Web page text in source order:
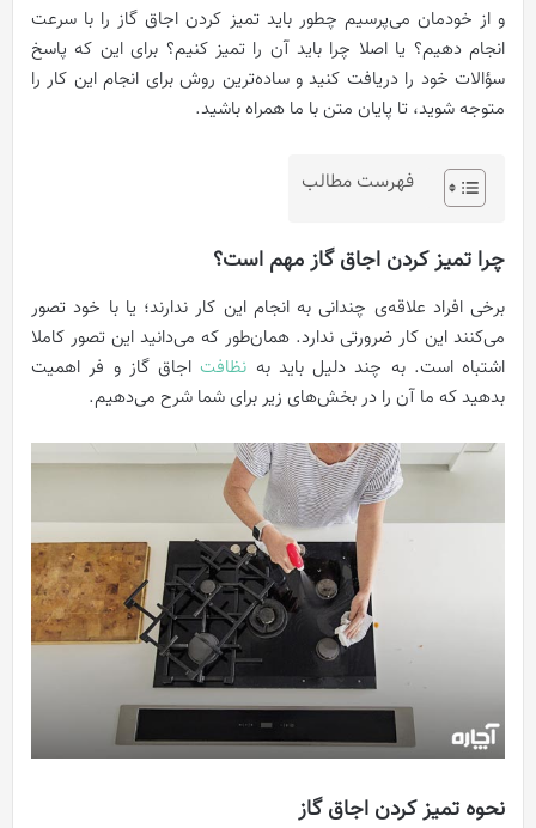
و از خودمان می‌پرسیم چطور باید تميز کردن اجاق‌ گاز را با سرعت
انجام دهیم؟‌ یا اصلا چرا باید آن را تمیز کنیم؟ برای این که پاسخ
سؤالات خود را دريافت کنید و ساده‌ترین روش برای انجام این کار را
متوجه شوید، تا پایان متن با ما همراه باشید.
فهرست مطالب
چرا تميز کردن اجاق‌ گاز مهم است؟
برخی افراد علاقه‌ی چندانی به انجام این کار ندارند؛ یا با خود تصور
می‌کنند این کار ضرورتی ندارد. همان‌طور که می‌دانید این تصور کاملا
اشتباه است. به چند دلیل باید به نظافت اجاق‌ گاز و فر اهمیت
بدهيد که ما آن را در بخش‌های زیر برای شما شرح می‌دهیم.
نحوه تمیز کردن اجاق گاز